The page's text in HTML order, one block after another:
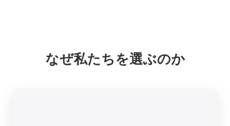
なぜ私たちを選ぶのか